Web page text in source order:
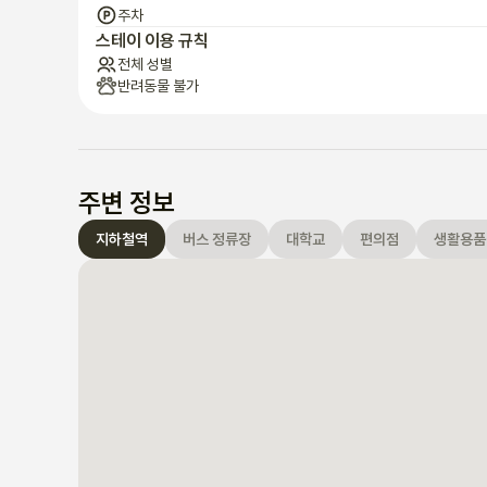
주차
스테이 이용 규칙
전체 성별
반려동물 불가
주변 정보
지하철역 버스 정류장 대학교 편의점 생활용